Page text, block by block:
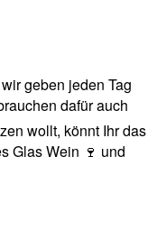
geben jeden Tag
dafür auch
wollt, könnt Ihr das
Glas Wein 🍷 und